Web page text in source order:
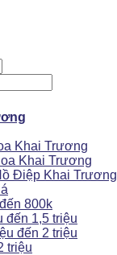
Khai Trương
Khai Trương
Điệp Khai Trương
800k
đến 1,5 triệu
đến 2 triệu
triệu